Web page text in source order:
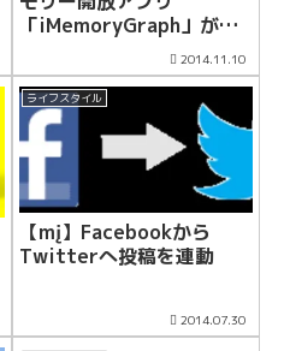
「iMemoryGraph」が素
2014.11.10
ライフスタイル
【mį】Facebookから
Twitterへ投稿を連動
2014.07.30